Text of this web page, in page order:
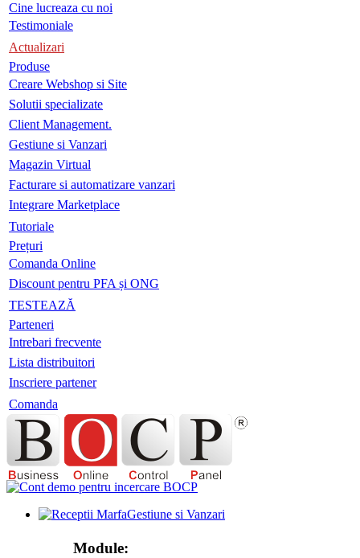
Cine lucreaza cu noi
Testimoniale
Actualizari
Produse
Creare Webshop si Site
Solutii specializate
Client Management.
Gestiune si Vanzari
Magazin Virtual
Facturare si automatizare vanzari
Integrare Marketplace
Tutoriale
Prețuri
Comanda Online
Discount pentru PFA și ONG
TESTEAZĂ
Parteneri
Intrebari frecvente
Lista distribuitori
Inscriere partener
Comanda
Gestiune si Vanzari
Module: